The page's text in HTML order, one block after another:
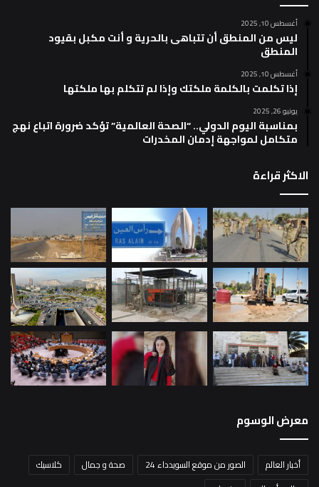
أغسطس 10, 2025
ليس من المنطق أن تتباهى بالحرية و أنت مكبل بقيود
المنطق
أغسطس 10, 2025
إذا تكلمت بالكلمة ملكتك وإذا لم تتكلم بها ملكتها
يونيو 26, 2025
بمناسبة اليوم الدولي.. “الصحة العالمية” تؤكد ضرورة اتباع نهج
متكامل لمواجهة إدمان المخدرات
الاكثر قراءة
معرض الوسوم
أخبار العالم الصور من موقع السويدداء 24 صحة و جمال
كلاسيك